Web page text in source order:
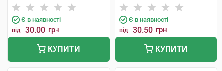
Є в наявності
від 30.00 грн
КУПИТИ
Є в наявності
від 30.50 грн
КУПИТИ